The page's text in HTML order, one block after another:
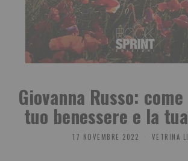
Giovanna Russo:
tuo benessere e la
17 NOVEMBRE 2022 VETRINA